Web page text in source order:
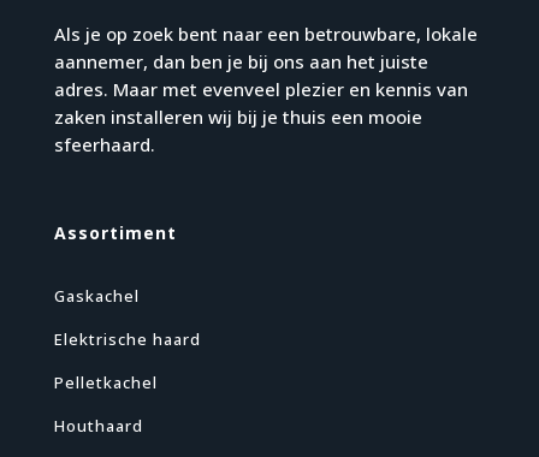
Als je op zoek bent naar een betrouwbare, lokale
aannemer, dan ben je bij ons aan het juiste
adres. Maar met evenveel plezier en kennis van
zaken installeren wij bij je thuis een mooie
sfeerhaard.
Assortiment
Gaskachel
Elektrische haard
Pelletkachel
Houthaard